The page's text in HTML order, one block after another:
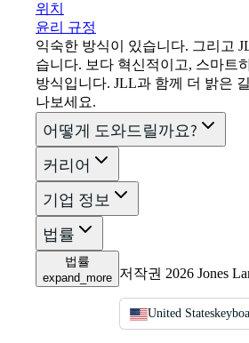
위치
윤리 규정
익숙한 방식이 있습니다. 그리고
습니다. 보다 혁신적이고, 스마트
방식입니다. JLL과 함께 더 밝은
나보세요.
어떻게 도와드릴까요?
커리어
기업 정보
법률
법률
expand_more 저작권 2026 Jones
United States